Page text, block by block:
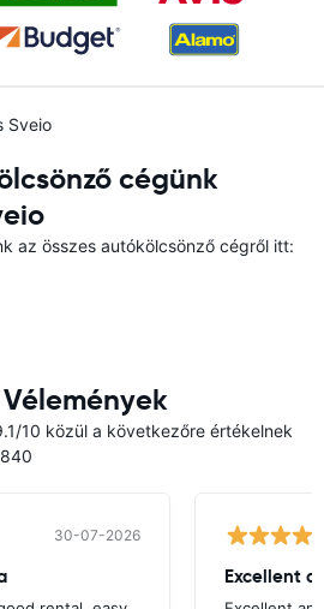
Sveio
cégünk
az összes autókölcsönző cégről itt:
10 közül a következőre értékelnek
30-07-2026
Excellent